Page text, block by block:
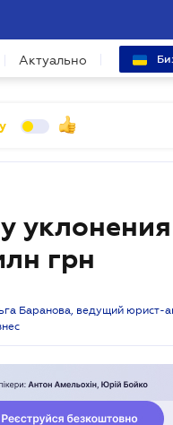
Актуально
грн
Баранова, ведущий юрист-